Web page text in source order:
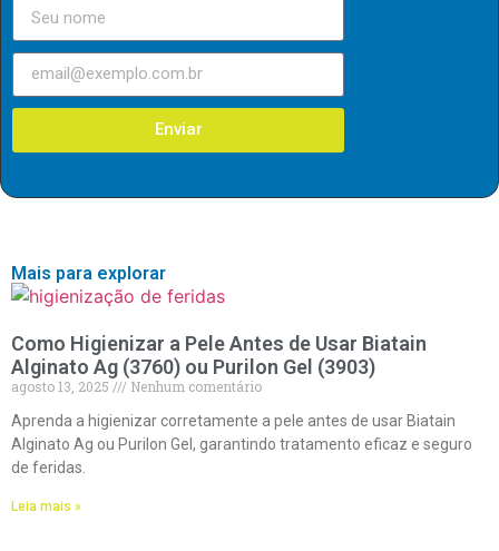
Enviar
Mais para explorar
Como Higienizar a Pele Antes de Usar Biatain
Alginato Ag (3760) ou Purilon Gel (3903)
agosto 13, 2025
Nenhum comentário
Aprenda a higienizar corretamente a pele antes de usar Biatain
Alginato Ag ou Purilon Gel, garantindo tratamento eficaz e seguro
de feridas.
Leia mais »